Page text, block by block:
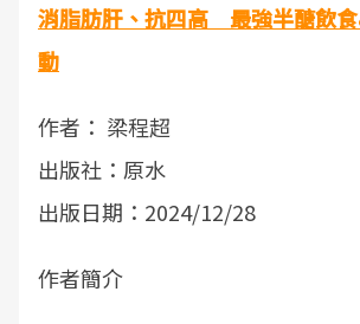
消脂肪肝、抗四高 最強半醣飲
動
作者： 梁程超
出版社：原水
出版日期：2024/12/28
作者簡介